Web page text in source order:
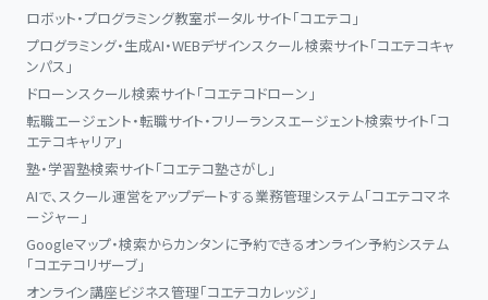
ロボット・プログラミング教室ポータルサイト「コエテコ」
プログラミング・生成AI・WEBデザインスクール検索サイト「コエテコキャ
ンパス」
ドローンスクール検索サイト「コエテコドローン」
転職エージェント・転職サイト・フリーランスエージェント検索サイト「コ
エテコキャリア」
塾・学習塾検索サイト「コエテコ塾さがし」
AIで、スクール運営をアップデートする業務管理システム「コエテコマネ
ージャー」
Googleマップ・検索からカンタンに予約できるオンライン予約システム
「コエテコリザーブ」
オンライン講座ビジネス管理「コエテコカレッジ」